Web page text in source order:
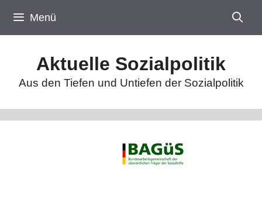
Inhalt
springen
Menü
Aktuelle Sozialpolitik
Aus den Tiefen und Untiefen der Sozialpolitik